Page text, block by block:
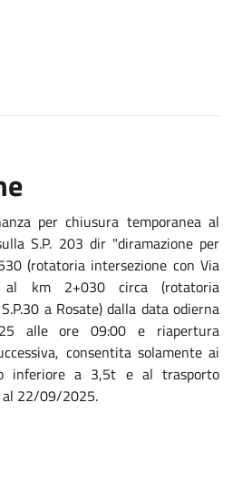
per chiusura temporanea al
S.P. 203 dir "diramazione per
(rotatoria intersezione con Via
km 2+030 circa (rotatoria
a Rosate) dalla data odierna
alle ore 09:00 e riapertura
consentita solamente ai
inferiore a 3,5t e al trasporto
al 22/09/2025.